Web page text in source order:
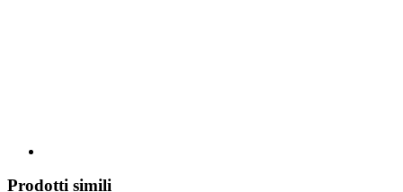
Prodotti simili